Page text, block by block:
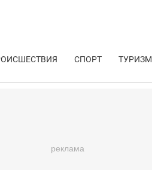
СПОРТ ТУРИЗМ